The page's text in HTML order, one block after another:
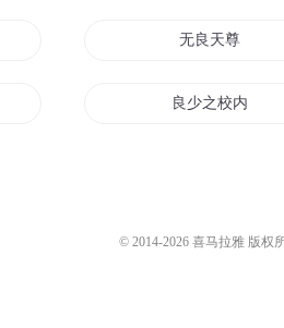
无良天尊
良少之校内风云
© 2014-2026 喜马拉雅 版权